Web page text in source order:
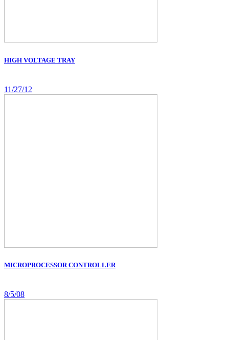
HIGH VOLTAGE TRAY
11/27/12
MICROPROCESSOR CONTROLLER
8/5/08